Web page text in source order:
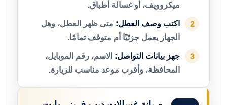
ميكروويف، أو غسالة أطباق.
2 اكتب وصف العطل: متى ظهر العطل، وهل
الجهاز يعمل جزئيًا أم متوقف تمامًا.
3 جهز بيانات التواصل: الاسم، رقم الموبايل،
المحافظة، وأقرب موعد مناسب للزيارة.